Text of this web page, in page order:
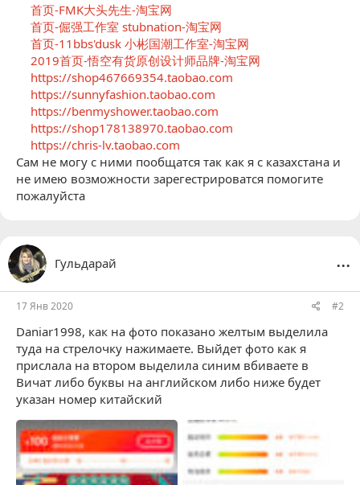
首页-FMK大头先生-淘宝网
首页-倔强工作室 stubnation-淘宝网
首页-11bbs'dusk 小彬国潮工作室-淘宝网
2019首页-悟空有货原创设计师品牌-淘宝网
https://shop467669354.taobao.com
https://sunnyfashion.taobao.com
https://benmyshower.taobao.com
https://shop178138970.taobao.com
https://chris-lv.taobao.com
Сам не могу с ними пообщатся так как я с казахстана и
не имею возможности зарегестрироватся помогите
пожалуйста
Гульдарай ...
17 Янв 2020 #2
Daniar1998, как на фото показано желтым выделила
туда на стрелочку нажимаете. Выйдет фото как я
прислала на втором выделила синим вбиваете в
Вичат либо буквы на английском либо ниже будет
указан номер китайский